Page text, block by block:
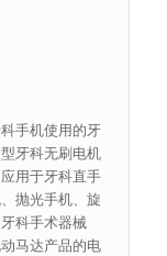
手机使用的牙
牙科无刷电机
用于牙科直手
抛光手机、旋
科手术器械
马达产品的电